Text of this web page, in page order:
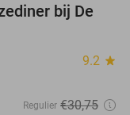
35%
bij De
9.2 star
Regulier €30,75